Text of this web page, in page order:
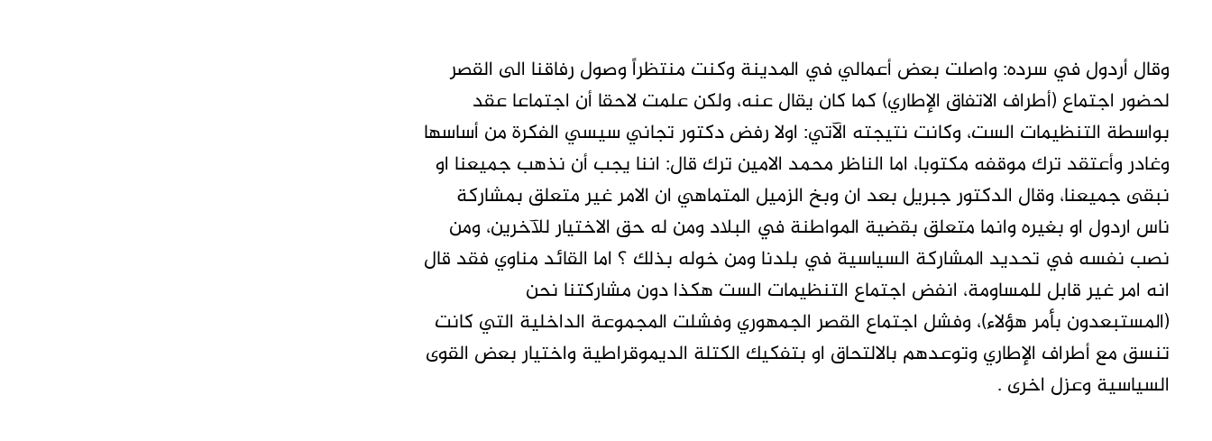
وقال أردول في سرده: واصلت بعض أعمالي في المدينة وكنت منتظراً وصول رفاقنا الى القصر
لحضور اجتماع (أطراف الاتفاق الإطاري) كما كان يقال عنه، ولكن علمت لاحقا أن اجتماعا عقد
بواسطة التنظيمات الست، وكانت نتيجته الآتي: اولا رفض دكتور تجاني سيسي الفكرة من أساسها
وغادر وأعتقد ترك موقفه مكتوبا، اما الناظر محمد الامين ترك قال: اننا يجب أن نذهب جميعنا او
نبقى جميعنا، وقال الدكتور جبريل بعد ان وبخ الزميل المتماهي ان الامر غير متعلق بمشاركة
ناس اردول او بغيره وانما متعلق بقضية المواطنة في البلاد ومن له حق الاختيار للآخرين، ومن
نصب نفسه في تحديد المشاركة السياسية في بلدنا ومن خوله بذلك ؟ اما القائد مناوي فقد قال
انه امر غير قابل للمساومة، انفض اجتماع التنظيمات الست هكذا دون مشاركتنا نحن
(المستبعدون بأمر هؤلاء)، وفشل اجتماع القصر الجمهوري وفشلت المجموعة الداخلية التي كانت
تنسق مع أطراف الإطاري وتوعدهم بالالتحاق او بتفكيك الكتلة الديموقراطية واختيار بعض القوى
السياسية وعزل اخرى .